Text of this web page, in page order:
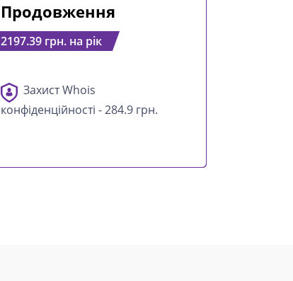
Продовження
2197.39 грн. на рік
Захист Whois
конфіденційності - 284.9 грн.